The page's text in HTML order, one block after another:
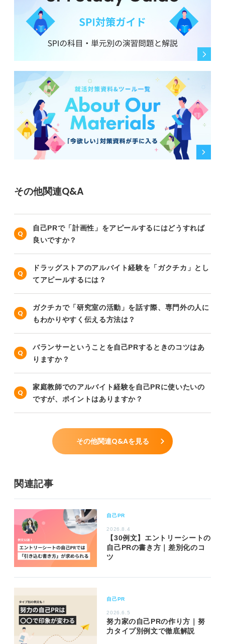
その他関連Q&A
自己PRで「計画性」をアピールするにはどうすれば
良いですか？
ドラッグストアのアルバイト経験を「ガクチカ」とし
てアピールするには？
ガクチカで「研究室の活動」を話す際、専門外の人に
もわかりやすく伝える方法は？
バランサーということを自己PRするときのコツはあ
りますか？
家庭教師でのアルバイト経験を自己PRに使いたいの
ですが、ポイントはありますか？
その他関連Q&Aを見る
関連記事
自己PR
2026.8.4
【30例文】エントリーシートの
自己PRの書き方｜差別化のコ
ツ
自己PR
2026.6.5
努力家の自己PRの作り方｜努
力タイプ別例文で徹底解説